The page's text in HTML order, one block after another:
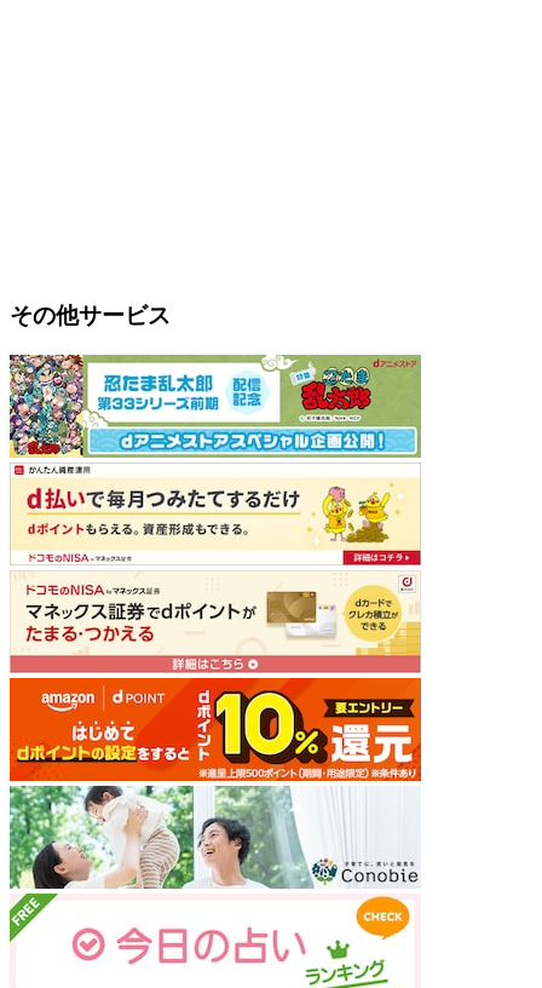
その他サービス